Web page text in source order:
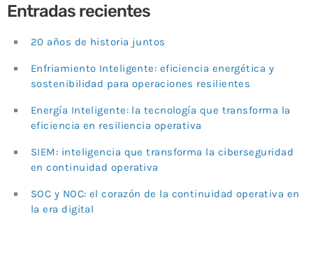
Entradas recientes
20 años de historia juntos
Enfriamiento Inteligente: eficiencia energética y
sostenibilidad para operaciones resilientes
Energía Inteligente: la tecnología que transforma la
eficiencia en resiliencia operativa
SIEM: inteligencia que transforma la ciberseguridad
en continuidad operativa
SOC y NOC: el corazón de la continuidad operativa en
la era digital